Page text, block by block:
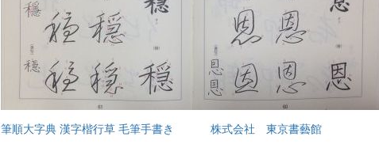
筆順大字典 漢字楷行草 毛筆手書き 株式会社 東京書藝館